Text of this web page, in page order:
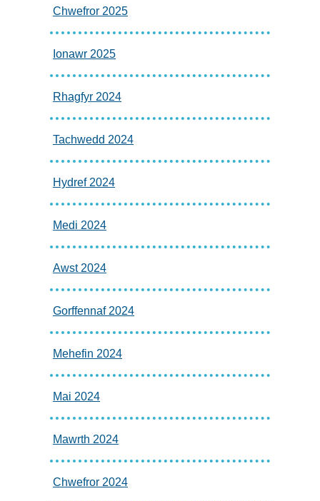
Chwefror 2025
Ionawr 2025
Rhagfyr 2024
Tachwedd 2024
Hydref 2024
Medi 2024
Awst 2024
Gorffennaf 2024
Mehefin 2024
Mai 2024
Mawrth 2024
Chwefror 2024